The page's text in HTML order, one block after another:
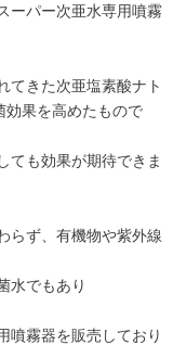
ーパー次亜水専用噴霧
てきた次亜塩素酸ナト
効果を高めたもので
ても効果が期待できま
らず、有機物や紫外線
水でもあり
噴霧器を販売しており